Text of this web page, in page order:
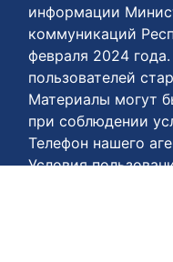
информации
коммуникаций
февраля 2024
пользователей
Материалы могут
при соблюдении
Телефон нашего
Условия